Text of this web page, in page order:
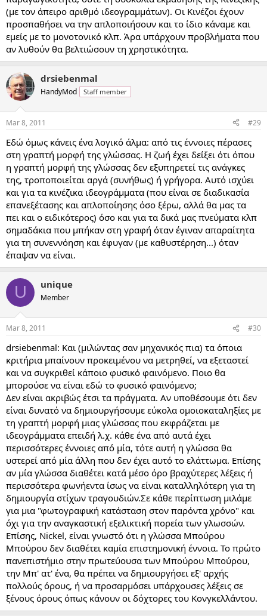
(με τον άπειρο αριθμό ιδεογραμμάτων). Οι Κινέζοι έχουν
προσπαθήσει να την απλοποιήσουν και το ίδιο κάναμε και
εμείς με το μονοτονικό κλπ. Άρα υπάρχουν προβλήματα που
αν λυθούν θα βελτιώσουν τη χρηστικότητα.
drsiebenmal
HandyMod Staff member
Mar 8, 2011 #29
Εδώ όμως κάνεις ένα λογικό άλμα: από τις έννοιες πέρασες
στη γραπτή μορφή της γλώσσας. Η ζωή έχει δείξει ότι όπου
η γραπτή μορφή της γλώσσας δεν εξυπηρετεί τις ανάγκες
της, τροποποιείται αργά (συνήθως) ή γρήγορα. Αυτό ισχύει
και για τα κινέζικα ιδεογράμματα (που είναι σε διαδικασία
επανεξέτασης και απλοποίησης όσο ξέρω, αλλά θα μας τα
πει και ο ειδικότερος) όσο και για τα δικά μας πνεύματα κλπ
σημαδάκια που μπήκαν στη γραφή όταν έγιναν απαραίτητα
για τη συνεννόηση και έφυγαν (με καθυστέρηση...) όταν
έπαψαν να είναι.
U unique
Member
Mar 8, 2011 #30
drsiebenmal: Και (μιλώντας σαν μηχανικός πια) τα όποια
κριτήρια μπαίνουν προκειμένου να μετρηθεί, να εξεταστεί
και να συγκριθεί κάποιο φυσικό φαινόμενο. Ποιο θα
μπορούσε να είναι εδώ το φυσικό φαινόμενο;
Δεν είναι ακριβώς έτσι τα πράγματα. Αν υποθέσουμε ότι δεν
είναι δυνατό να δημιουργήσουμε εύκολα ομοιοκαταληξίες με
τη γραπτή μορφή μιας γλώσσας που εκφράζεται με
ιδεογράμματα επειδή λ.χ. κάθε ένα από αυτά έχει
περισσότερες έννοιες από μία, τότε αυτή η γλώσσα θα
υστερεί από μία άλλη που δεν έχει αυτό το ελάττωμα. Επίσης
αν μία γλώσσα διαθέτει κατά μέσο όρο βραχύτερες λέξεις ή
περισσότερα φωνήεντα ίσως να είναι καταλληλότερη για τη
δημιουργία στίχων τραγουδιών.Σε κάθε περίπτωση μιλάμε
για μια "φωτογραφική κατάσταση στον παρόντα χρόνο" και
όχι για την αναγκαστική εξελικτική πορεία των γλωσσών.
Επίσης, Nickel, είναι γνωστό ότι η γλώσσα Μπούρου
Μπούρου δεν διαθέτει καμία επιστημονική έννοια. Το πρώτο
πανεπιστήμιο στην πρωτεύουσα των Μπούρου Μπούρου,
την Μπ' ατ' ένα, θα πρέπει να δημιουργήσει εξ' αρχής
πολλούς όρους, ή να προσαρμόσει υπάρχουσες λέξεις σε
ξένους όρους όπως κάνουν οι δόχτορες του Κονγκελλάντου.